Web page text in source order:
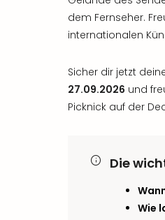
dem Fernseher.
internationalen
Sicher dir jetzt
27.09.2026 und
Picknick auf der
Die
Wie